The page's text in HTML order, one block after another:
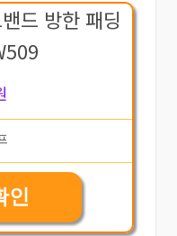
드 방한 패딩
인